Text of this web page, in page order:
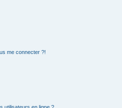
me connecter ?!
utilisateurs en ligne ?